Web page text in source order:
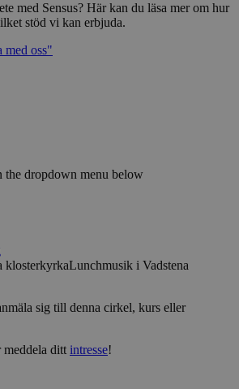
med Sensus? Här kan du läsa mer om hur
stöd vi kan erbjuda.
med oss"
the dropdown menu below
klosterkyrkaLunchmusik i Vadstena
sig till denna cirkel, kurs eller
meddela ditt intresse!